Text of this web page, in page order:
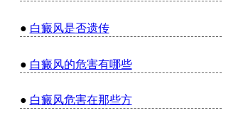
● 白癜风是否遗传
● 白癜风的危害有哪些
● 白癜风危害在那些方